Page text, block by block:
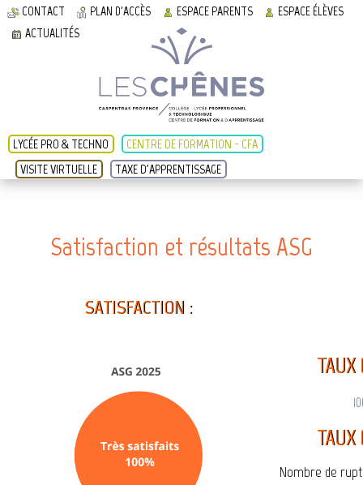
LYCÉE PRO & TECHNO
CENTRE DE FORMATION - CFA
VISITE VIRTUELLE
TAXE D'APPRENTISSAGE
CONTACT PLAN D'ACCÈS ESPACE PARENTS
ESPACE ÉLÈVES
ACTUALITÉS
Satisfaction et résultats ASG
SATISFACTION :
TAUX
Nombre de